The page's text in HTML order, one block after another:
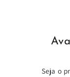
Seja o